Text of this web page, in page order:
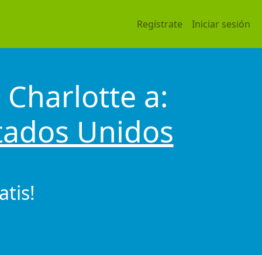
Regístrate Iniciar sesión
a:
Unidos